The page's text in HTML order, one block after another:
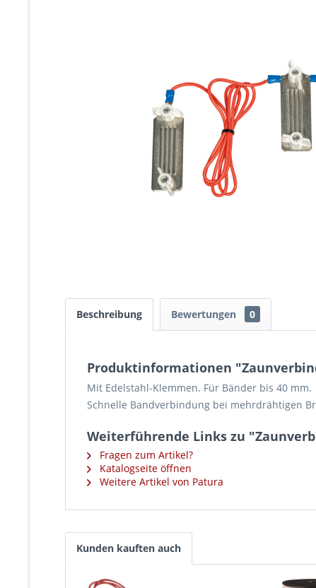
Beschreibung Bewertungen 0
Produktinformationen
Mit Edelstahl-Klemmen. Für Bänder bis 40 mm.
Schnelle Bandverbindung bei mehrdrähtigen
Weiterführende Links zu
Fragen zum Artikel?
Katalogseite öffnen
Weitere Artikel von Patura
Kunden kauften auch